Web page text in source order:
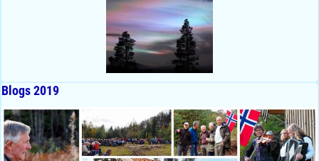
Blogs 2019